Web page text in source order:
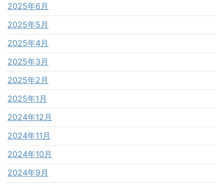
2025年6月
2025年5月
2025年4月
2025年3月
2025年2月
2025年1月
2024年12月
2024年11月
2024年10月
2024年9月